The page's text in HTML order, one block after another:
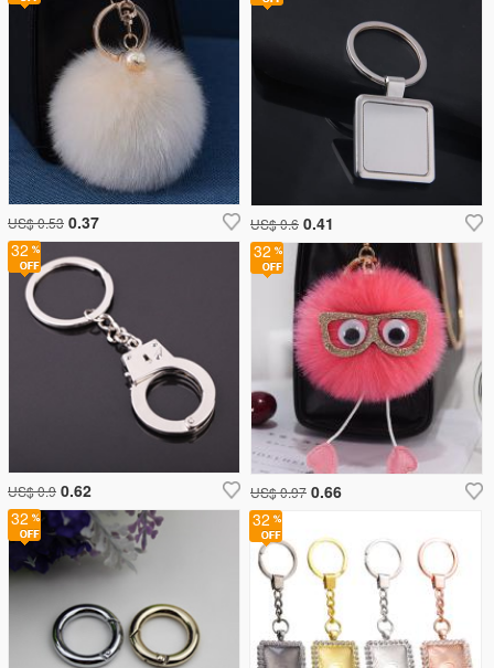
US$ 0.53 0.37 US$ 0.6 0.41
32
US$ 0.97 0.66
32
US$ 0.9 0.62
32 32